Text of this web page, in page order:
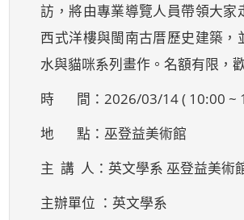
訪，將由專業導覽人員帶領大家
西式洋樓與閩南古厝歷史建築，
水與貓咪系列畫作。名額有限，
時 間：2026/03/14 ( 10:00 ~
地 點：巫登益美術館
主 講 人：英文學系 巫登益美術
主辦單位 ：英文學系